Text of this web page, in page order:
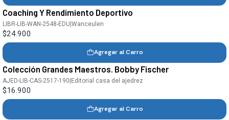
Coaching Y Rendimiento Deportivo
LIBR-LIB-WAN-2548-EDU|Wanceulen
$24.900
Agregar al Carro
Colección Grandes Maestros. Bobby Fischer
AJED-LIB-CAS-2517-190 Editorial casa del ajedrez
$16.900
Agregar al Carro